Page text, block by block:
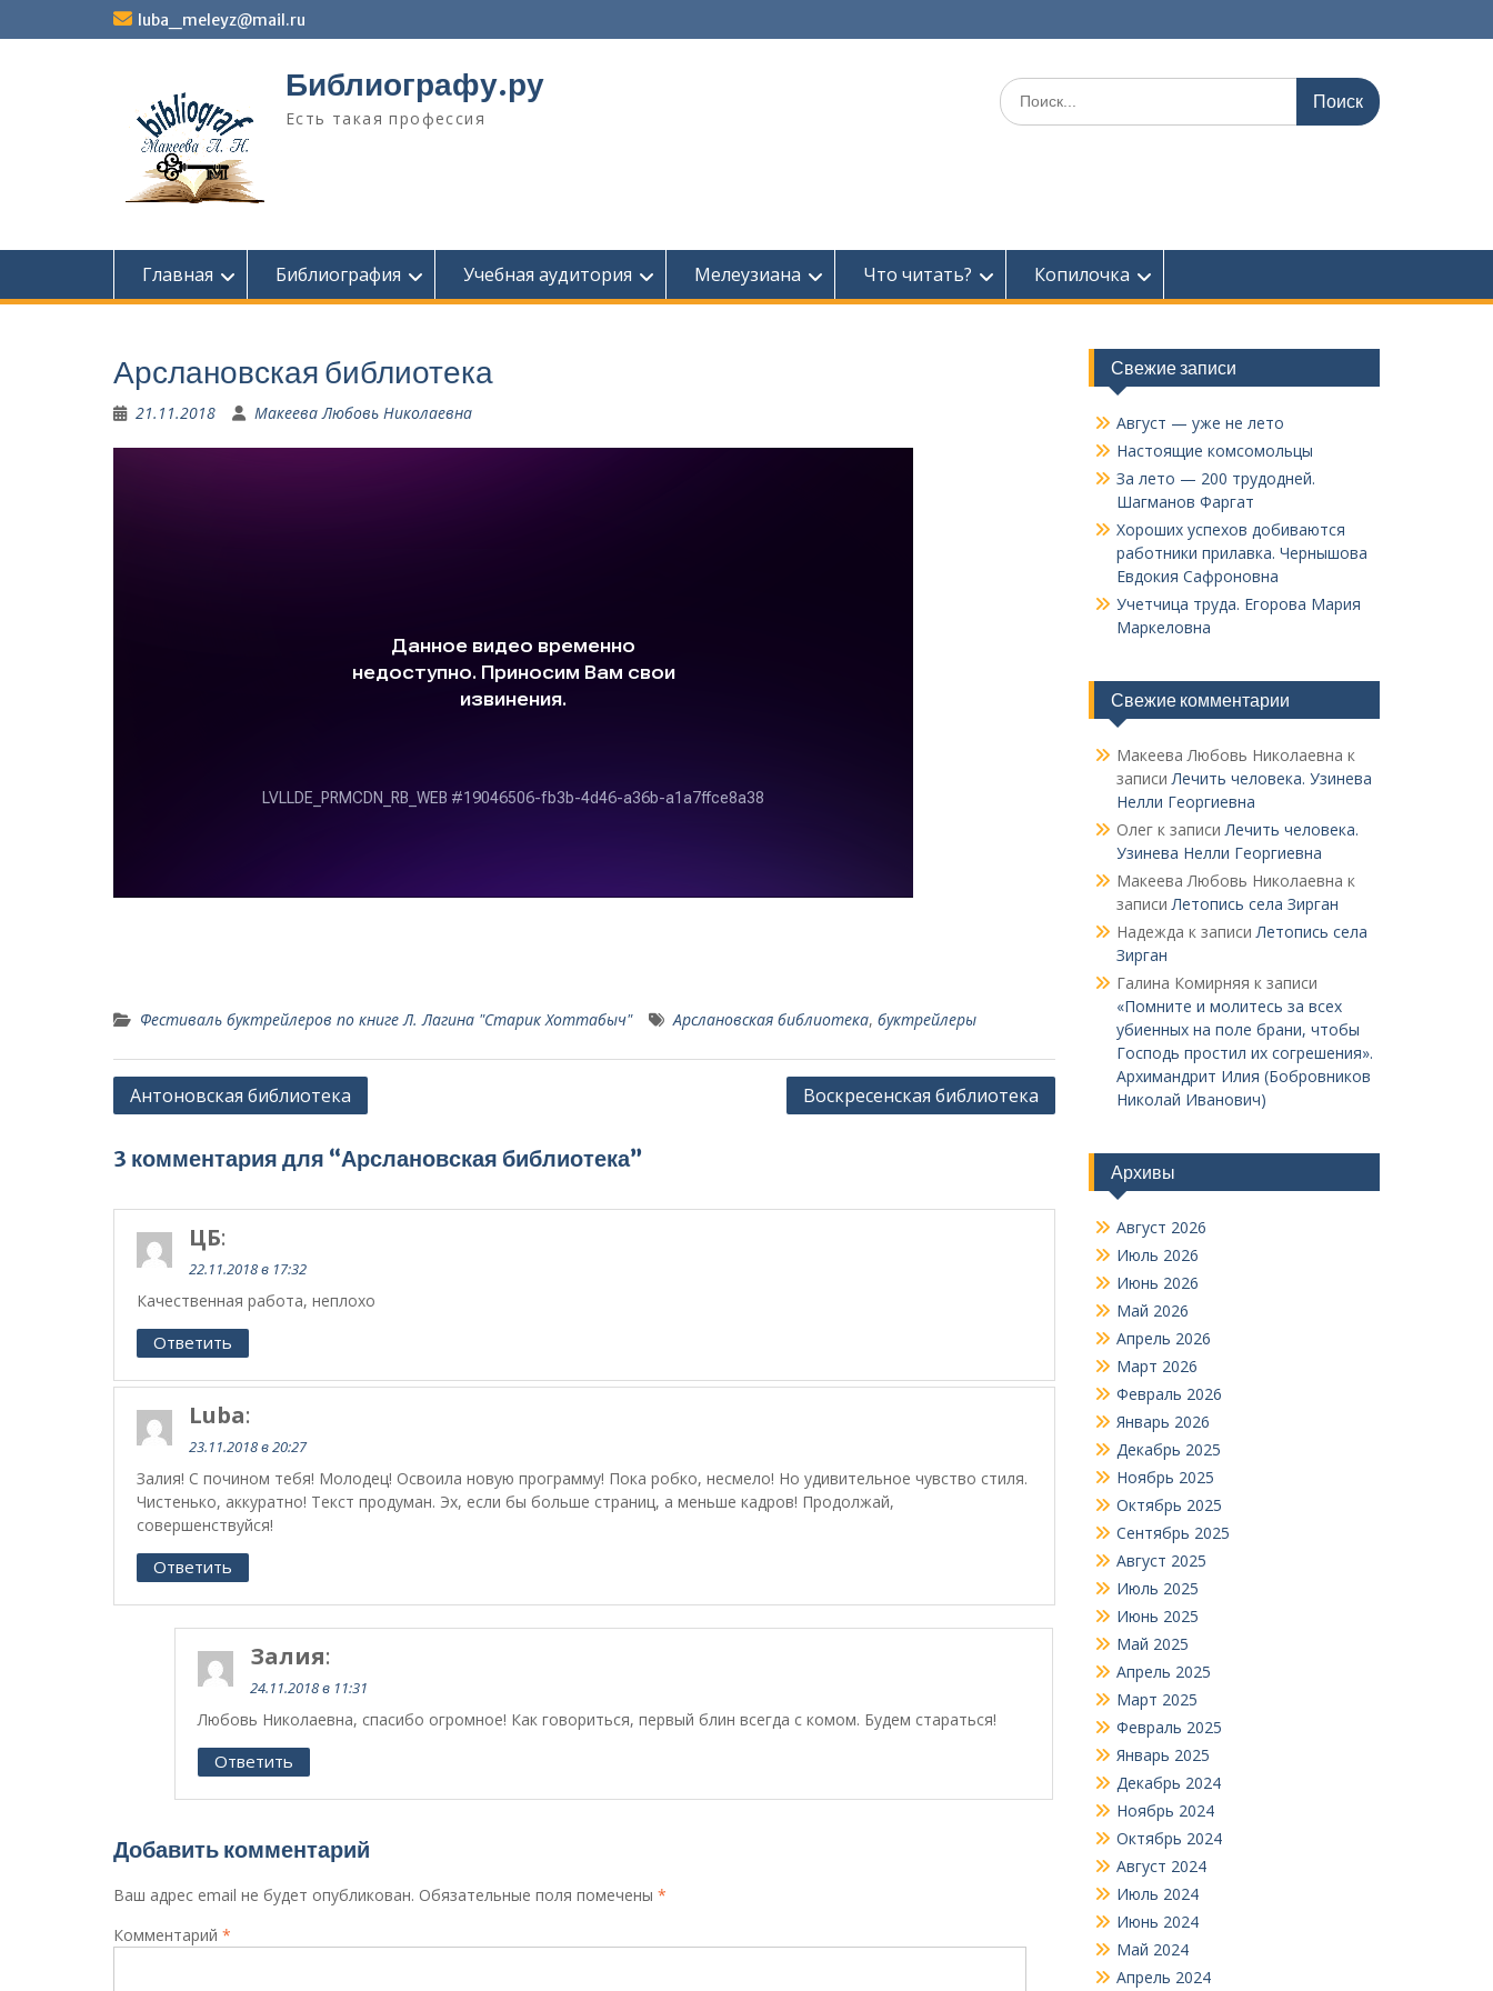
к
luba_meleyz@mail.ru
Библиографу.ру
Есть такая профессия
Поиск
по:
Главная Библиография Учебная аудитория Мелеузиана Что читать? Копилочка
Арслановская библиотека
21.11.2018 Макеева Любовь Николаевна
Фестиваль буктрейлеров по книге Л. Лагина "Старик Хоттабыч" Арслановская библиотека, буктрейлеры
Навигация
записям
Антоновская библиотека Воскресенская библиотека
3 комментария для “Арслановская библиотека”
ЦБ:
22.11.2018 в 17:32
Качественная работа, неплохо
Ответить
Luba:
23.11.2018 в 20:27
Залия! С почином тебя! Молодец! Освоила новую программу! Пока робко, несмело! Но удивительное чувство стиля.
Чистенько, аккуратно! Текст продуман. Эх, если бы больше страниц, а меньше кадров! Продолжай,
совершенствуйся!
Ответить
Залия:
24.11.2018 в 11:31
Любовь Николаевна, спасибо огромное! Как говориться, первый блин всегда с комом. Будем стараться!
Ответить
Добавить комментарий
Ваш адрес email не будет опубликован. Обязательные поля помечены *
Комментарий *
Свежие записи
Август — уже не лето
Настоящие комсомольцы
За лето — 200 трудодней.
Шагманов Фаргат
Хороших успехов добиваются
работники прилавка. Чер­нышова
Евдокия Сафроновна
Учетчица труда. Его­рова Мария
Маркеловна
Свежие комментарии
Макеева Любовь Николаевна к
записиЛечить человека. Узинева
Нелли Георгиевна
Олегк записиЛечить человека.
Узинева Нелли Георгиевна
Макеева Любовь Николаевна к
записиЛетопись села Зирган
Надежда к записиЛетопись села
Зирган
Галина Комирняя к записи
«Помните и молитесь за всех
убиенных на поле брани, чтобы
Господь простил их согрешения».
Архимандрит Илия (Бобровников
Николай Иванович)
Архивы
Август 2026
Июль 2026
Июнь 2026
Май 2026
Апрель 2026
Март 2026
Февраль 2026
Январь 2026
Декабрь 2025
Ноябрь 2025
Октябрь 2025
Сентябрь 2025
Август 2025
Июль 2025
Июнь 2025
Май 2025
Апрель 2025
Март 2025
Февраль 2025
Январь 2025
Декабрь 2024
Ноябрь 2024
Октябрь 2024
Август 2024
Июль 2024
Июнь 2024
Май 2024
Апрель 2024